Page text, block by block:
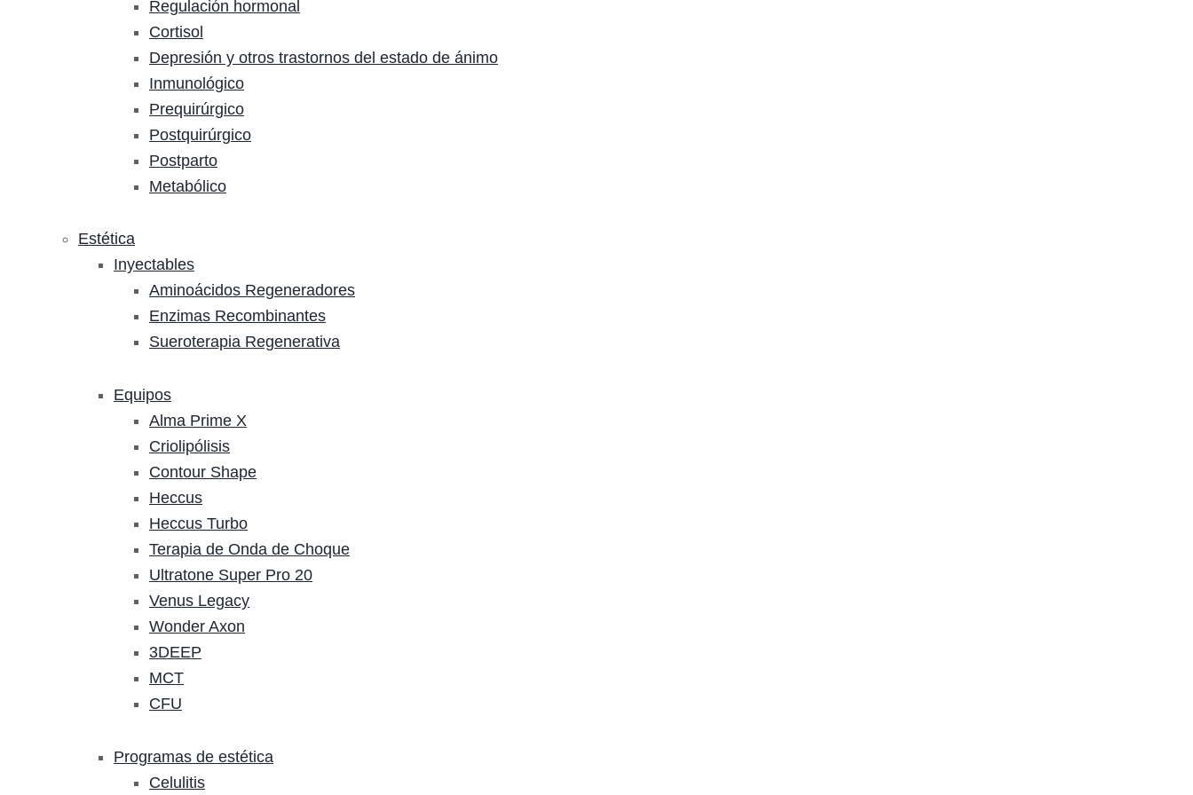
Regulación hormonal
Cortisol
Depresión y otros trastornos del estado de ánimo
Inmunológico
Prequirúrgico
Postquirúrgico
Postparto
Metabólico
Estética
Inyectables
Aminoácidos Regeneradores
Enzimas Recombinantes
Sueroterapia Regenerativa
Equipos
Alma Prime X
Criolipólisis
Contour Shape
Heccus
Heccus Turbo
Terapia de Onda de Choque
Ultratone Super Pro 20
Venus Legacy
Wonder Axon
3DEEP
MCT
CFU
Programas de estética
Celulitis